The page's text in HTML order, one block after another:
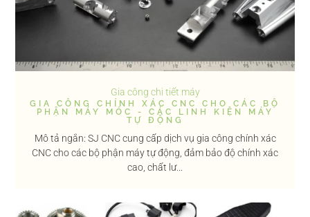
Gia công chi tiết máy
GIA CÔNG CHÍNH XÁC CNC CHO CÁC BỘ
PHẬN MÁY MÓC - CÁC LINH KIỆN MÁY
TỰ ĐỘNG
Mô tả ngắn: SJ CNC cung cấp dịch vụ gia công chính xác
CNC cho các bộ phận máy tự động, đảm bảo độ chính xác
cao, chất lư...